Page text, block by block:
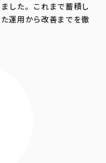
した。 これまで蓄積し
運用から改善までを徹